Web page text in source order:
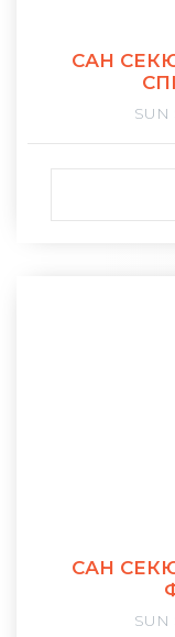
САН
САН